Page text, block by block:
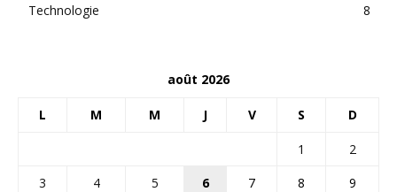
Technologie
8
août 2026
L M M J V S D
1
2
3
4 5 6 7 8
9